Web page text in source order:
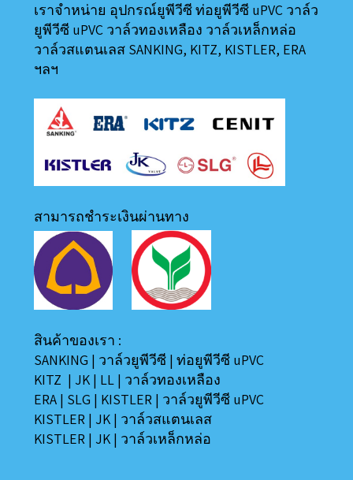
เราจำหน่าย อุปกรณ์ยูพีวีซี ท่อยูพีวีซี uPVC วาล์ว
ยูพีวีซี uPVC วาล์วทองเหลือง วาล์วเหล็กหล่อ
วาล์วสแตนเลส SANKING, KITZ, KISTLER, ERA
ฯลฯ
สามารถชำระเงินผ่านทาง
สินค้าของเรา :
SANKING | วาล์วยูพีวีซี |ท่อยูพีวีซี uPVC
KITZ | JK | LL | วาล์วทองเหลือง
ERA | SLG | KISTLER | วาล์วยูพีวีซี uPVC
KISTLER | JK | วาล์วสแตนเลส
KISTLER | JK | วาล์วเหล็กหล่อ